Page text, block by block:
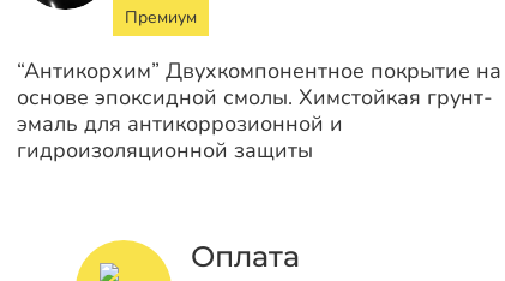
Премиум
“Антикорхим” Двухкомпонентное покрытие на
основе эпоксидной смолы. Химстойкая грунт-
эмаль для антикоррозионной и
гидроизоляционной защиты
Оплата